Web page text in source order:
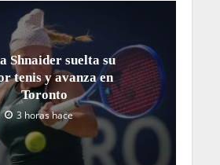
Shnaider suelta su
tenis y avanza en
Toronto
3 horas hace